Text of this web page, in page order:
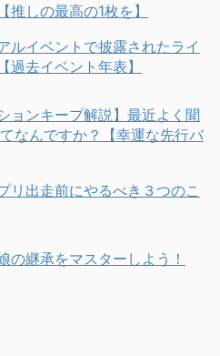
推しの最高の1枚を】
ルイベントで披露されたライ
過去イベント年表】
ョンキープ解説】最近よく聞
なんですか？【幸運な先行バ
リ出走前にやるべき３つのこ
の継承をマスターしよう！